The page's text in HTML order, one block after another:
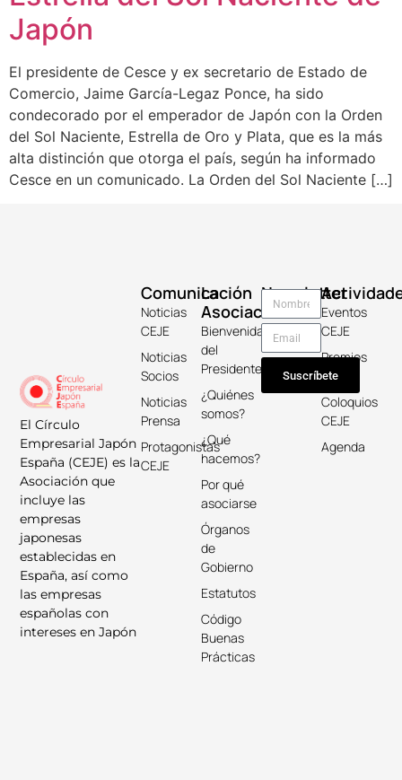
Japón
El presidente de Cesce y ex secretario de Estado de
Comercio, Jaime García-Legaz Ponce, ha sido
condecorado por el emperador de Japón con la Orden
del Sol Naciente, Estrella de Oro y Plata, que es la más
alta distinción que otorga el país, según ha informado
Cesce en un comunicado. La Orden del Sol Naciente […]
El Círculo
Empresarial Japón
España (CEJE) es la
Asociación que
incluye las
empresas
japonesas
establecidas en
España, así como
las empresas
españolas con
intereses en Japón
La
Asociación
Bienvenida
del
Presidente
¿Quiénes
somos?
¿Qué
hacemos?
Por qué
asociarse
Órganos
de
Gobierno
Estatutos
Código
Buenas
Prácticas
Comunicación
Noticias
CEJE
Noticias
Socios
Noticias
Prensa
Protagonistas
CEJE
Eventos
CEJE
Premios
Keicho
Coloquios
CEJE
Agenda
Newsletter
Suscríbete